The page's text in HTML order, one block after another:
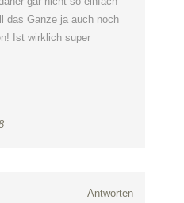
das Ganze ja auch noch
Ist wirklich super
Antworten